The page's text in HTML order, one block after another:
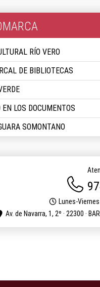
RÍO VERO
DE BIBLIOTECAS
LOS DOCUMENTOS
SOMONTANO
Lunes-
Av. de Navarra, 1, 2º · 22300 ·